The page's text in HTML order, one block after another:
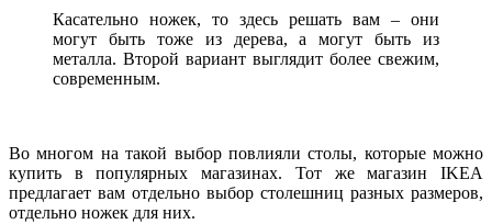
Касательно ножек, то здесь решать вам – они
могут быть тоже из дерева, а могут быть из
металла. Второй вариант выглядит более свежим,
современным.
Во многом на такой выбор повлияли столы, которые можно
купить в популярных магазинах. Тот же магазин IKEA
предлагает вам отдельно выбор столешниц разных размеров,
отдельно ножек для них.